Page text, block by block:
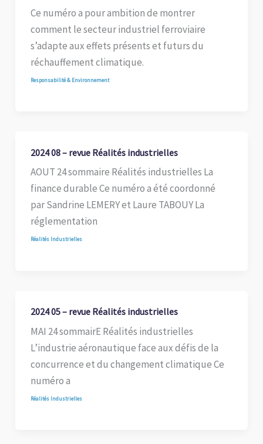
Ce numéro a pour ambition de montrer
comment le secteur industriel ferroviaire
s’adapte aux effets présents et futurs du
réchauffement climatique.
Responsabilité & Environnement
2024 08 – revue Réalités industrielles
AOUT 24 sommaire Réalités industrielles La
finance durable Ce numéro a été coordonné
par Sandrine LEMERY et Laure TABOUY La
réglementation
Réalités Industrielles
2024 05 – revue Réalités industrielles
MAI 24 sommairE Réalités industrielles
L’industrie aéronautique face aux défis de la
concurrence et du changement climatique Ce
numéro a
Réalités Industrielles